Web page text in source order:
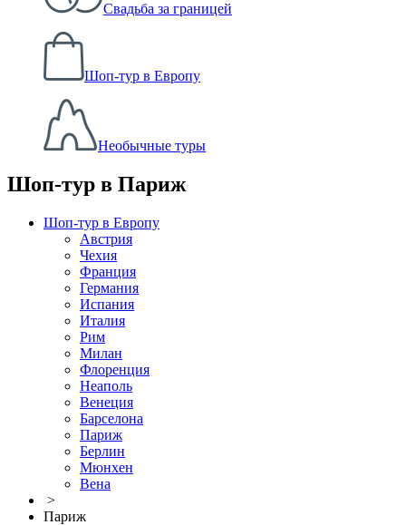
Свадьба за границей
Шоп-тур в Европу
Необычные туры
Шоп-тур в Париж
Шоп-тур в Европу
Австрия
Чехия
Франция
Германия
Испания
Италия
Рим
Милан
Флоренция
Неаполь
Венеция
Барселона
Париж
Берлин
Мюнхен
Вена
>
Париж